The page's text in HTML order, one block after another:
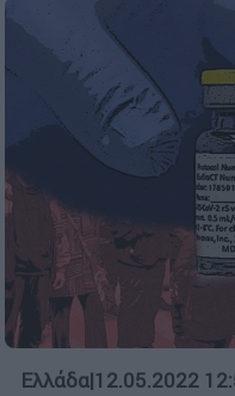
Ελλάδα|12.05.2022